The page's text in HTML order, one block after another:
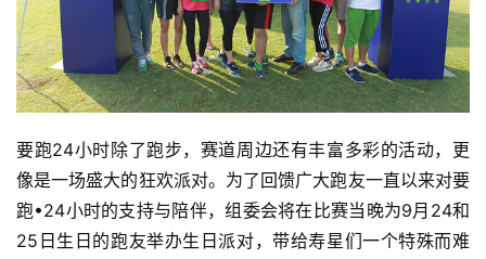
训
练
频
用
户
要跑24小时除了跑步，赛道周边还有丰富多彩的活动，更
像是一场盛大的狂欢派对。为了回馈广大跑友一直以来对要
跑•24小时的支持与陪伴，组委会将在比赛当晚为9月24和
25日生日的跑友举办生日派对，带给寿星们一个特殊而难